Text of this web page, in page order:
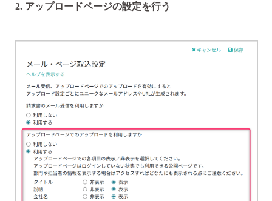
2. アップロードページの設定を行う